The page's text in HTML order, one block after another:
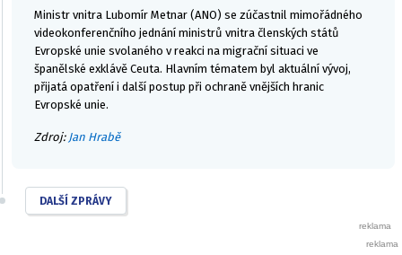
Ministr vnitra Lubomír Metnar (ANO) se zúčastnil mimořádného
videokonferenčního jednání ministrů vnitra členských států
Evropské unie svolaného v reakci na migrační situaci ve
španělské exklávě Ceuta. Hlavním tématem byl aktuální vývoj,
přijatá opatření i další postup při ochraně vnějších hranic
Evropské unie.
Zdroj: Jan Hrabě
DALŠÍ ZPRÁVY